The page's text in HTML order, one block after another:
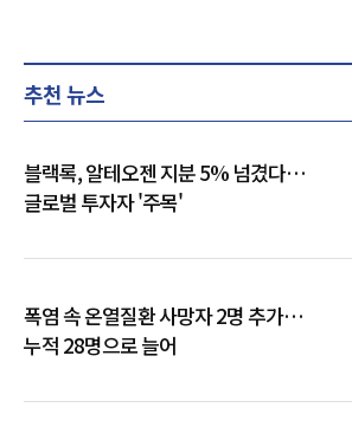
추천 뉴스
블랙록, 알테오젠 지분 5% 넘겼다…
글로벌 투자자 '주목'
폭염 속 온열질환 사망자 2명 추가…
누적 28명으로 늘어